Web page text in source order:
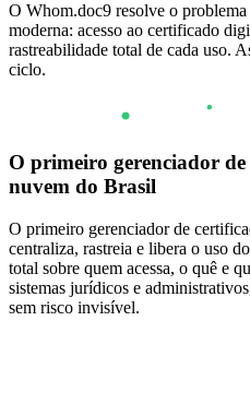
O Whom.doc9 resolve o
moderna: acesso ao certificado
rastreabilidade total de cada uso.
ciclo.
O primeiro gerenciador de
nuvem do Brasil
O primeiro gerenciador de
centraliza, rastreia e libera o uso
total sobre quem acessa, o quê e
sistemas jurídicos e
sem risco invisível.